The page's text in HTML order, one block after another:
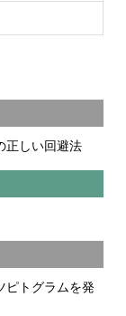
正しい回避法
トグラムを発